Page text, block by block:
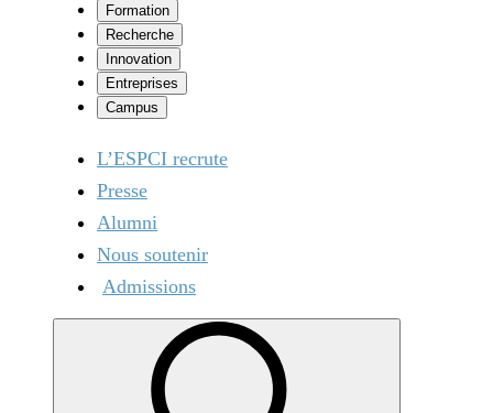
Formation
Recherche
Innovation
Entreprises
Campus
L’ESPCI recrute
Presse
Alumni
Nous soutenir
Admissions